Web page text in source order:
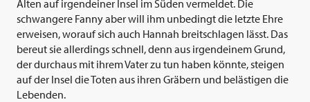
Alten auf irgendeiner Insel im Süden vermeldet. Die
schwangere Fanny aber will ihm unbedingt die letzte Ehre
erweisen, worauf sich auch Hannah breitschlagen lässt. Das
bereut sie allerdings schnell, denn aus irgendeinem Grund,
der durchaus mit ihrem Vater zu tun haben könnte, steigen
auf der Insel die Toten aus ihren Gräbern und belästigen die
Lebenden.